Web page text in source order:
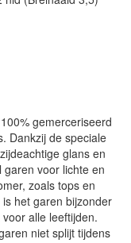
gemerceriseerd
Dankzij de speciale
glans en
voor lichte en
zoals tops en
het garen bijzonder
alle leeftijden.
niet splijt tijdens